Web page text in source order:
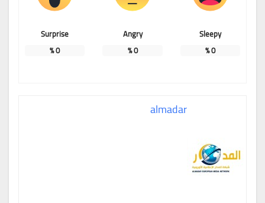
Sleepy
0
%
Angry
0
%
Surprise
0
%
almadar